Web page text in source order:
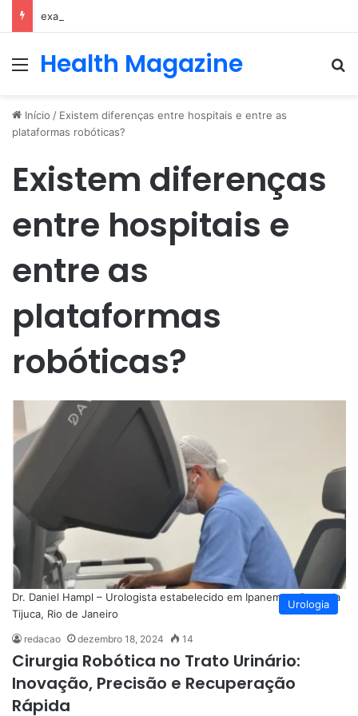
exames e consulta com nefrologista no Rio
Menu
Health Magazine
Início / Existem diferenças entre hospitais e entre as
plataformas robóticas?
Existem diferenças
entre hospitais e
entre as
plataformas
robóticas?
Urologia
Dr. Daniel Hampl – Urologista estabelecido em Ipanema e Barra da
Tijuca, Rio de Janeiro
redacao dezembro 18, 2024 14
Cirurgia Robótica no Trato Urinário:
Inovação, Precisão e Recuperação
Rápida